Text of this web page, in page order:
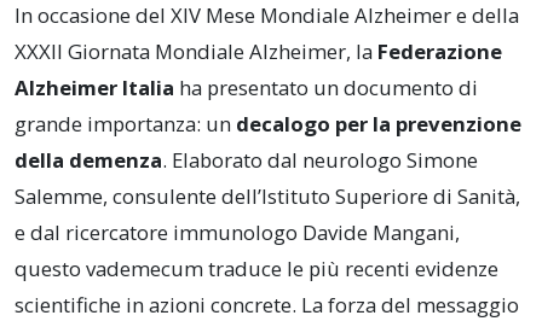
In occasione del XIV Mese Mondiale Alzheimer e della
XXXII Giornata Mondiale Alzheimer, la Federazione
Alzheimer Italia ha presentato un documento di
grande importanza: un decalogo per la prevenzione
della demenza. Elaborato dal neurologo Simone
Salemme, consulente dell’Istituto Superiore di Sanità,
e dal ricercatore immunologo Davide Mangani,
questo vademecum traduce le più recenti evidenze
scientifiche in azioni concrete. La forza del messaggio